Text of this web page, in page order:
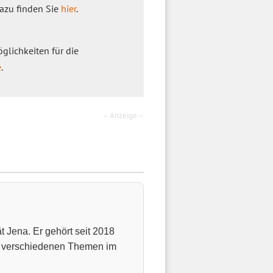
finden Sie hier.
für die
.
– Anzeige –
Jena. Er gehört seit 2018
Themen im